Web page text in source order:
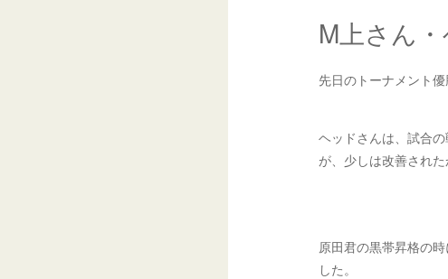
M上さん
先日のトーナメント
ヘッドさんは、試合
が、少しは改善され
原田君の黒帯昇格の
した。